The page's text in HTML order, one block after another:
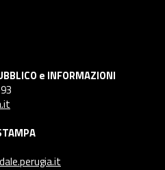
e INFORMAZIONI